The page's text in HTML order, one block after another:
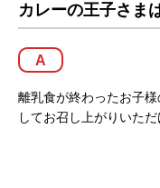
カレーの王子さま
A
離乳食が終わったお子
してお召し上がりいただ